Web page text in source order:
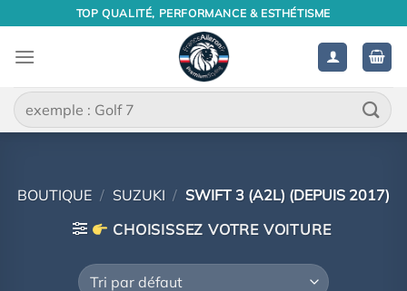
contenu
TOP QUALITÉ, PERFORMANCE & ESTHÉTISME
Recherche
pour :
BOUTIQUE / SUZUKI / SWIFT 3 (A2L) (DEPUIS 2017)
CHOISISSEZ VOTRE VOITURE